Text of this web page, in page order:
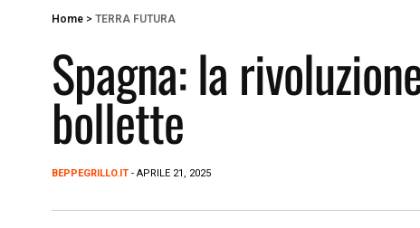
Home > TERRA FUTURA
Spagna: la
bollette
BEPPEGRILLO.IT - APRILE 21, 2025